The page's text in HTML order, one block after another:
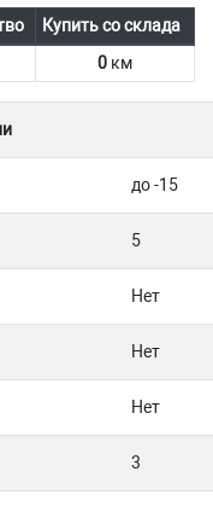
Купить со склада
0 км
до -15
5
Нет
Нет
Нет
3